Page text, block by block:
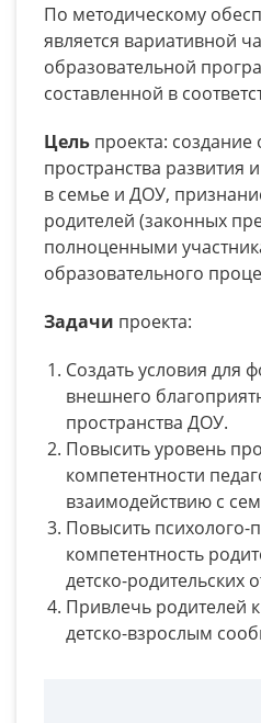
По методическому
является вариативной
образовательной
составленной в
Цель проекта: создание
пространства развития
в семье и ДОУ,
родителей (законных
полноценными
образовательного
Задачи проекта:
Создать условия для
внешнего
пространства ДОУ.
Повысить уровень
компетентности
взаимодействию с
Повысить психолого-
компетентность
детско-родительских
Привлечь родителей
детско-взрослым